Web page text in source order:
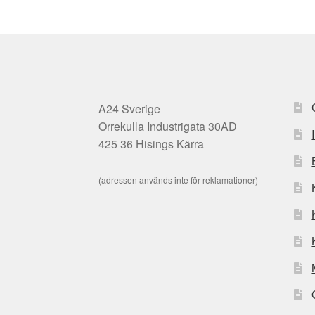
A24 Sverige
Orrekulla Industrigata 30AD
425 36 Hisings Kärra
(adressen används inte för reklamationer)